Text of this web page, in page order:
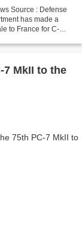
Source : Defense
has made a
to France for C-
7 MkII to the